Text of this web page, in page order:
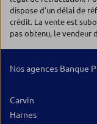
dispose d'un délai de
crédit. La vente est
pas obtenu, le vendeur
Nos agences Banque
Carvin
Harnes